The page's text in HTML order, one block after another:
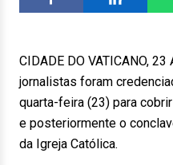
CIDADE DO VATICANO,
jornalistas foram
quarta-feira (23) para
e posteriormente o
da Igreja Católica.